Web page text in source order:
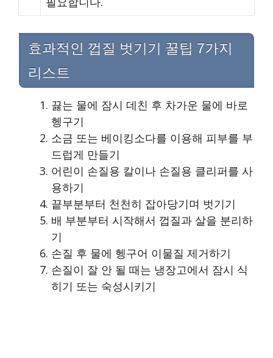
효과적인 껍질 벗기기 꿀팁 7가지
리스트
끓는 물에 잠시 데친 후 차가운 물에 바로
헹구기
소금 또는 베이킹소다를 이용해 피부를 부
드럽게 만들기
어린이 손질용 칼이나 손질용 클리퍼를 사
용하기
끝부분부터 천천히 잡아당기며 벗기기
배 부분부터 시작해서 껍질과 살을 분리하
기
손질 후 물에 헹구어 이물질 제거하기
손질이 잘 안 될 때는 냉장고에서 잠시 식
히기 또는 숙성시키기